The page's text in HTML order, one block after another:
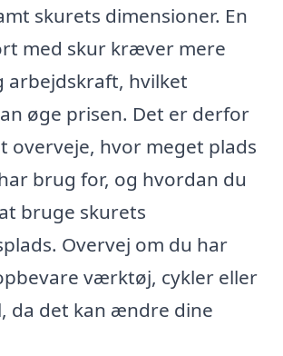
skurets dimensioner. En
med skur kræver mere
arbejdskraft, hvilket
øge prisen. Det er derfor
overveje, hvor meget plads
brug for, og hvordan du
bruge skurets
Overvej om du har
værktøj, cykler eller
da det kan ændre dine